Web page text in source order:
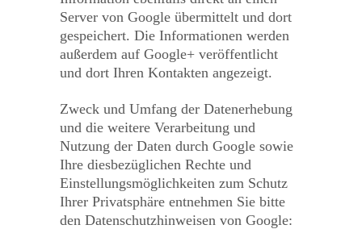
Server von Google übermittelt und dort
gespeichert. Die Informationen werden
außerdem auf Google+ veröffentlicht
und dort Ihren Kontakten angezeigt.
Zweck und Umfang der Datenerhebung
und die weitere Verarbeitung und
Nutzung der Daten durch Google sowie
Ihre diesbezüglichen Rechte und
Einstellungsmöglichkeiten zum Schutz
Ihrer Privatsphäre entnehmen Sie bitte
den Datenschutzhinweisen von Google: